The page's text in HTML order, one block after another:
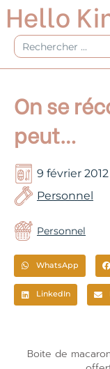
Aller
au
contenu
Rechercher
On se
peut…
9 février 2012
Personnel
Personnel
WhatsApp
LinkedIn
Boite de